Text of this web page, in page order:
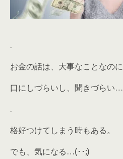
.
お金の話は、大事なことなのに
口にしづらいし、聞きづらい…
.
格好つけてしまう時もある。
でも、気になる…(･･;)